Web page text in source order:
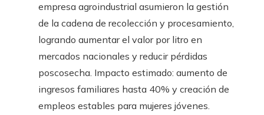
empresa agroindustrial asumieron la gestión
de la cadena de recolección y procesamiento,
logrando aumentar el valor por litro en
mercados nacionales y reducir pérdidas
poscosecha. Impacto estimado: aumento de
ingresos familiares hasta 40% y creación de
empleos estables para mujeres jóvenes.